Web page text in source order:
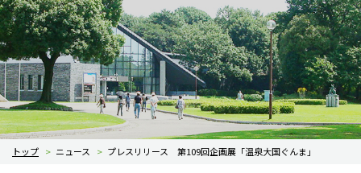
トップ > ニュース > プレスリリース 第109回企画展「温泉大国ぐんま」